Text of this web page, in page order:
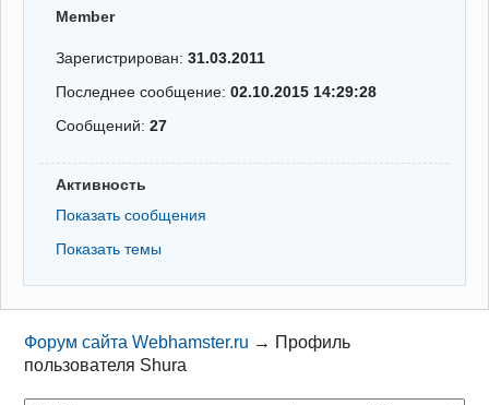
Member
Зарегистрирован:31.03.2011
Последнее сообщение:02.10.2015 14:29:28
Сообщений:27
Активность
Показать сообщения
Показать темы
Форум сайта Webhamster.ru → Профиль
пользователя Shura